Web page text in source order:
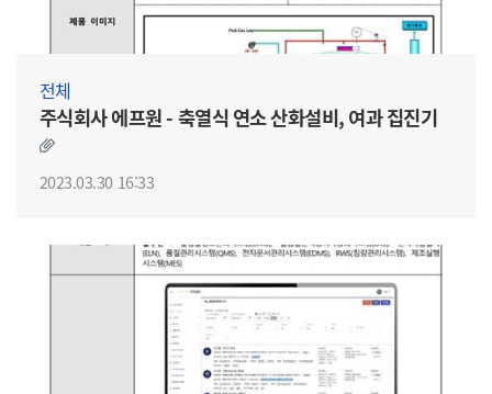
전체
주식회사 에프원 - 축열식 연소 산화설비, 여과 집진기
2023.03.30 16:33